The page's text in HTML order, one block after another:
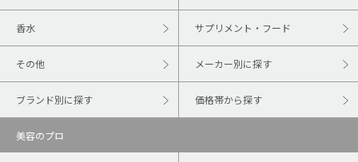
香水 サプリメント・フード
その他 メーカー別に探す
ブランド別に探す 価格帯から探す
美容のプロ